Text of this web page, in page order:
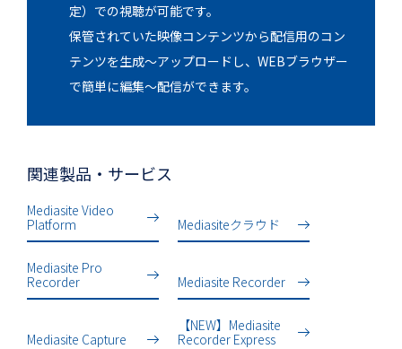
定）での視聴が可能です。
保管されていた映像コンテンツから配信用のコン
テンツを生成～アップロードし、WEBブラウザー
で簡単に編集～配信ができます。
関連製品・サービス
Mediasite Video
Platform
Mediasiteクラウド
Mediasite Pro
Recorder
Mediasite Recorder
Mediasite Capture
【NEW】Mediasite
Recorder Express